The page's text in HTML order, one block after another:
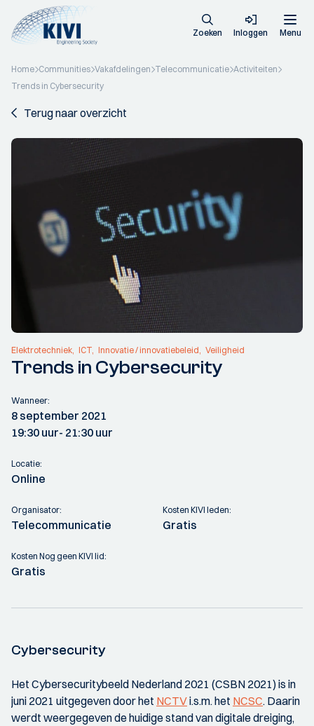
Zoeken Inloggen Menu
Home Communities Vakafdelingen Telecommunicatie Activiteiten
Trends in Cybersecurity
Terug naar overzicht
Elektrotechniek ICT Innovatie / innovatiebeleid Veiligheid
Trends in Cybersecurity
Wanneer:
8 september 2021
19:30 uur- 21:30 uur
Locatie:
Online
Organisator:
Telecommunicatie
Kosten KIVI leden:
Gratis
Kosten Nog geen KIVI lid:
Gratis
Cybersecurity
Het Cybersecuritybeeld Nederland 2021 (CSBN 2021) is in
juni 2021 uitgegeven door het NCTVi.s.m. het NCSC. Daarin
werdt weergegeven de huidige stand van digitale dreiging,